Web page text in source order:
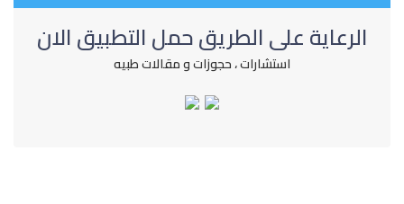
الرعاية على الطريق حمل التطبيق الان
استشارات ، حجوزات و مقالات طبيه